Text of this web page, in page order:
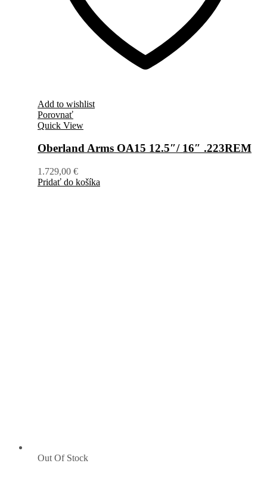
Add to wishlist
Porovnať
Quick View
Oberland Arms OA15 12.5″/ 16″ .223REM
1.729,00 €
Pridať do košíka
Out Of Stock